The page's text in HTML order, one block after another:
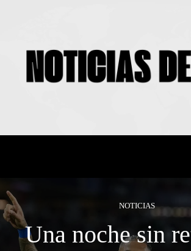
NOTICIAS
Una noche sin